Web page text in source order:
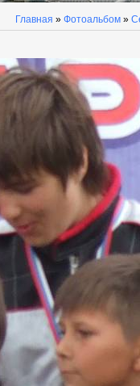
Главная » Фотоальбом »